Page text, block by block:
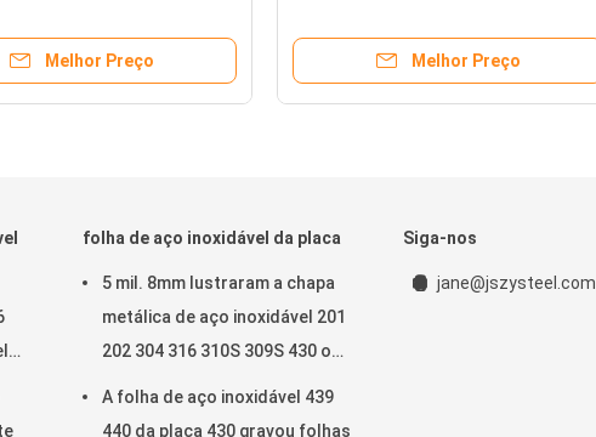
de 1,25 polegadas
Melhor Preço
inoxidável sem emenda de 25mm
Melhor Preço
folha de aço inoxidável da placa
5 mil. 8mm lustraram a chapa
metálica de aço inoxidável 201
202 304 316 310S 309S 430 o
A folha de aço inoxidável 439
440 da placa 430 gravou folhas
Siga-nos
jane@jszysteel.com